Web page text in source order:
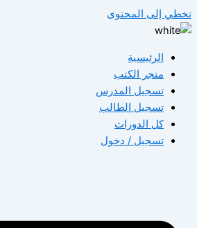
تخطي إلى المحتوى
الرئيسية
متجر الكتب
تسجيل المدرس
تسجيل الطالب
كل الدورات
تسجيل / دخول